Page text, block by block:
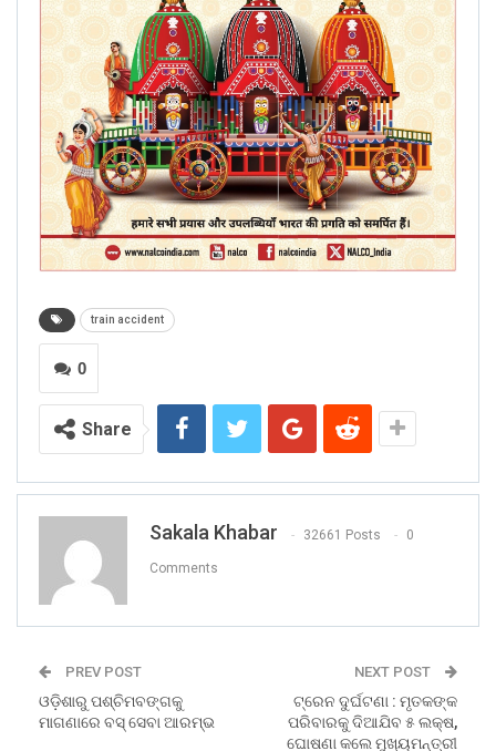
train accident
0
Share
Sakala Khabar 32661 Posts 0
Comments
PREV POST
ଓଡ଼ିଶାରୁ ପଶ୍ଚିମବଙ୍ଗକୁ
ମାଗଣାରେ ବସ୍‌ ସେବା ଆରମ୍ଭ
NEXT POST
ଟ୍ରେନ ଦୁର୍ଘଟଣା : ମୃତକଙ୍କ
ପରିବାରକୁ ଦିଆଯିବ ୫ ଲକ୍ଷ,
ଘୋଷଣା କଲେ ମୁଖ୍ୟମନ୍ତ୍ରୀ